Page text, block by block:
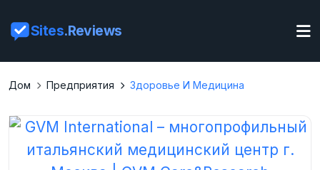
Sites.Reviews
Дом Предприятия Здоровье И Медицина